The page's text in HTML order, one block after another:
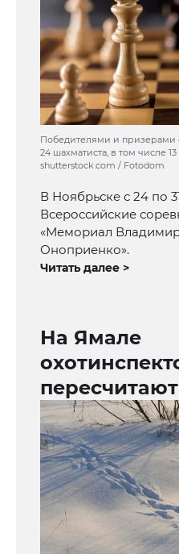
Победителями и призерами
24 шахматиста, в том числе
shutterstock.com / Fotodom
В Ноябрьске с 24 по
Всероссийские
«Мемориал
Оноприенко».
Читать далее >
На Ямале